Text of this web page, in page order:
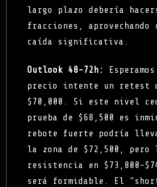
largo plazo debería
fracciones, aprovechando
caída significativa.
Outlook 48-72h:
precio intente un retest
$70,000. Si este nivel
prueba de $68,500 es
rebote fuerte podría
la zona de $72,500, pero
resistencia en $73,800-
será formidable. El